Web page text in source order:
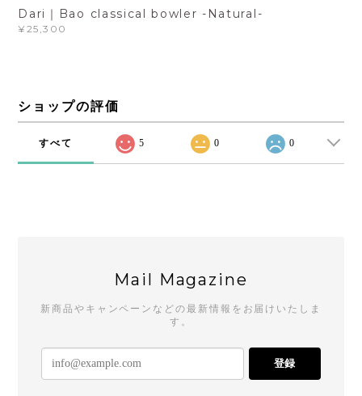
Dari｜Bao classical bowler -Natural-
¥25,300
ショップの評価
すべて 5 0 0
Mail Magazine
新商品やキャンペーンなどの最新情報をお届けいたしま
す。
登録